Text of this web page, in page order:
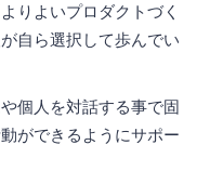
りよいプロダクトづく
自ら選択して歩んでい
個人を対話する事で固
ができるようにサポー